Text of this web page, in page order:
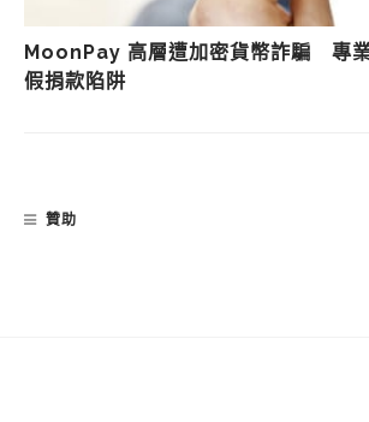
MoonPay 高層遭加密貨幣詐騙 專
假捐款陷阱
贊助